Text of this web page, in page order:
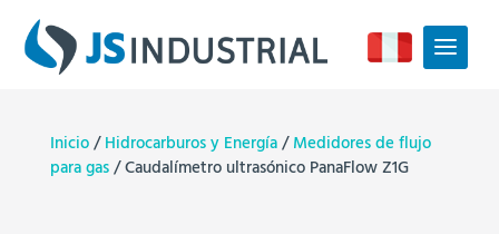
Inicio/Hidrocarburos y Energía/Medidores de flujo
para gas/ Caudalímetro ultrasónico PanaFlow Z1G